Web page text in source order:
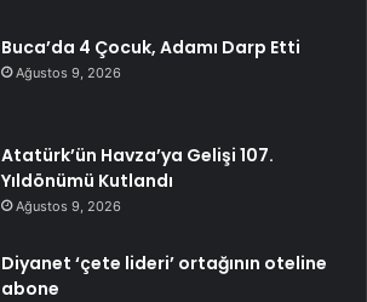
Buca’da 4 Çocuk, Adamı Darp Etti
Ağustos 9, 2026
Atatürk’ün Havza’ya Gelişi 107.
Yıldönümü Kutlandı
Ağustos 9, 2026
Diyanet ‘çete lideri’ ortağının oteline
abone